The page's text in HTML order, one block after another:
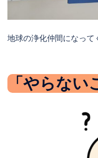
地球の浄化仲間になっ
「やらない